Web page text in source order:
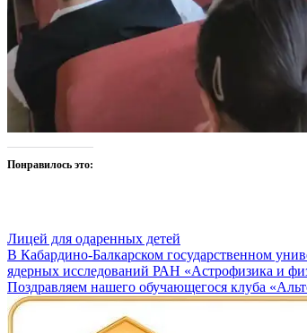
Понравилось это:
Лицей для одаренных детей
Навигация
по
записям
В Кабардино-Балкарском государственном
ядерных исследований РАН «Астрофизика и
Поздравляем нашего обучающегося клуба